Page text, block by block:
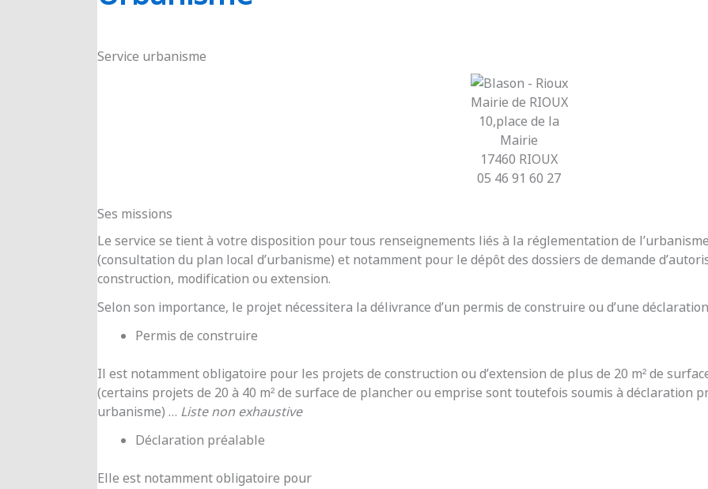
Service urbanisme
Mairie de RIOUX
10,place de la
Mairie
17460 RIOUX
05 46 91 60 27
Ses missions
Le service se tient à votre disposition pour tous renseignements liés à la réglementation de
(consultation du plan local d’urbanisme) et notamment pour le dépôt des dossiers de demande
construction, modification ou extension.
Selon son importance, le projet nécessitera la délivrance d’un permis de construire ou d’une
Permis de construire
Il est notamment obligatoire pour les projets de construction ou d’extension de plus de 20 m² de
(certains projets de 20 à 40 m² de surface de plancher ou emprise sont toutefois soumis à déclaration
urbanisme) … Liste non exhaustive
Déclaration préalable
Elle est notamment obligatoire pour